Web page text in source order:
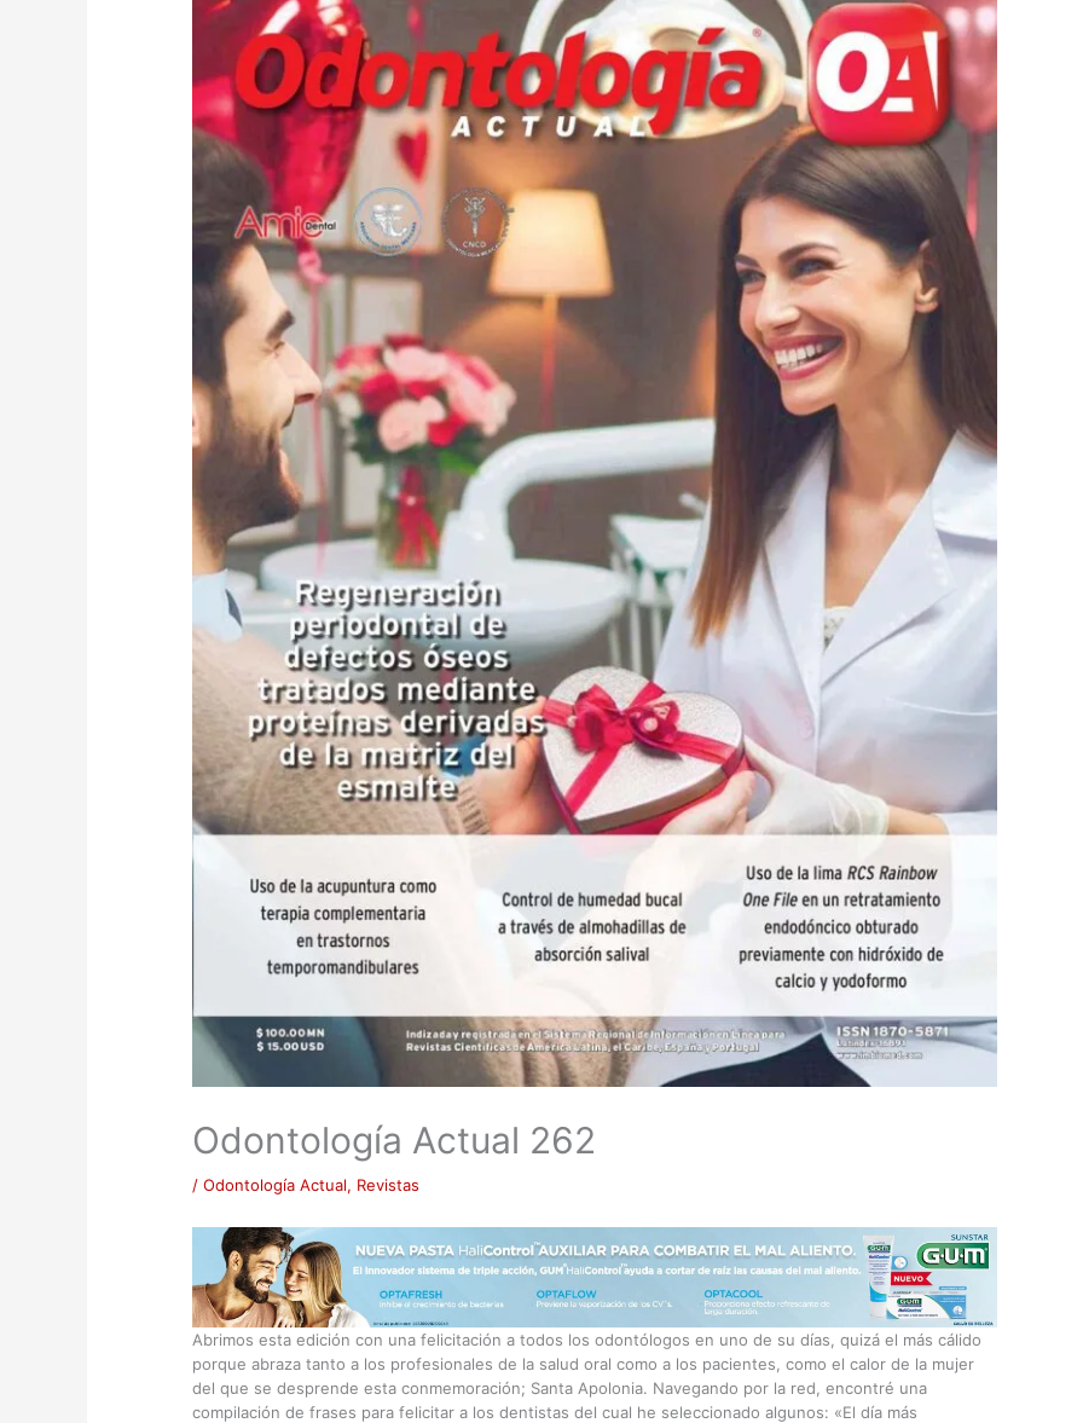
Odontología Actual 262
/ Odontología Actual, Revistas
Abrimos esta edición con una felicitación a todos los odontólogos en uno de su días, quizá el más cálido
porque abraza tanto a los profesionales de la salud oral como a los pacientes, como el calor de la mujer
del que se desprende esta conmemoración; Santa Apolonia. Navegando por la red, encontré una
compilación de frases para felicitar a los dentistas del cual he seleccionado algunos: «El día más